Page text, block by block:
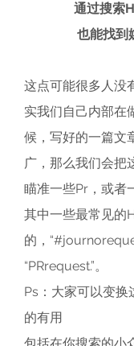
通过搜索
也能找到
这点可能很多人没
实我们自己内部在
候，写好的一篇文
广，那么我们会把
瞄准一些Pr，或者
其中一些最常见的
的，
“PRrequest.”。
Ps：大家可以变换
的有用